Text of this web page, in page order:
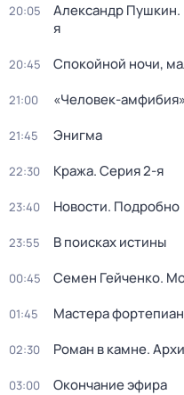
20:05 Александр Пушкин.
я
20:45 Спокойной ночи,
21:00 «Человек-
21:45 Энигма
22:30 Кража. Серия 2-я
23:40 Новости. Подробно
23:55 В поисках истины
00:45 Семен Гейченко.
01:45 Мастера
02:30 Роман в камне.
03:00 Окончание эфира